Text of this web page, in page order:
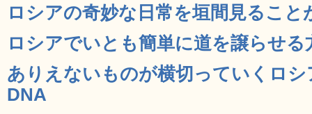
ロシアの奇妙な日常を垣間見るこ
ロシアでいとも簡単に道を譲らせる
ありえないものが横切っていくロ
DNA